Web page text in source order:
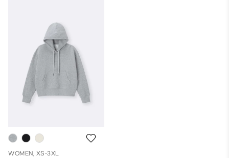
WOMEN, XS-3XL